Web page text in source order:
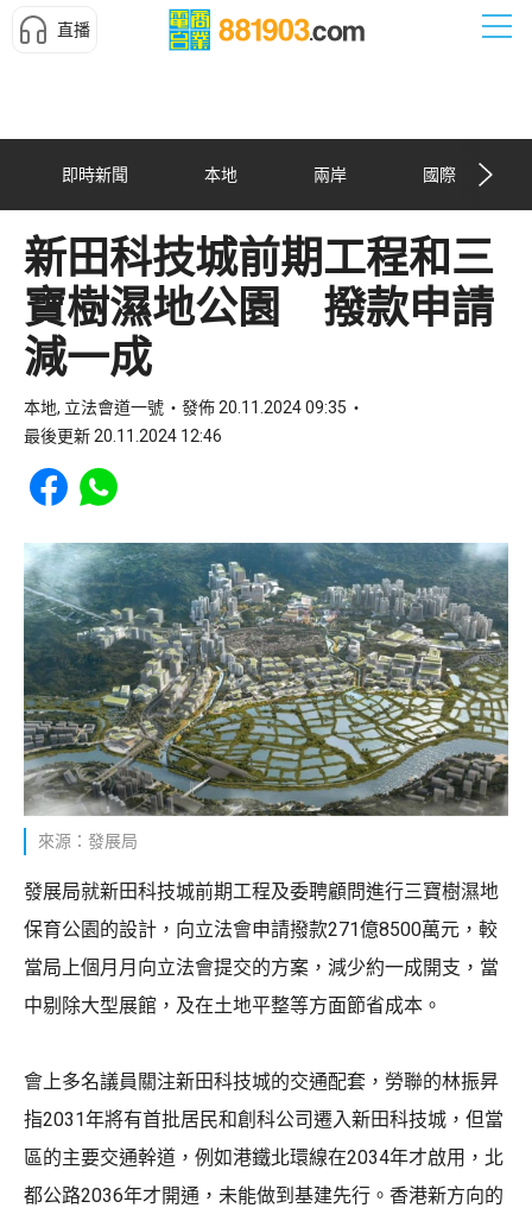
直播
即時新聞 本地 兩岸 國際
新田科技城前期工程和三
寶樹濕地公園 撥款申請
減一成
本地, 立法會道一號
發佈 20.11.2024 09:35
最後更新 20.11.2024 12:46
Share to Facebook
Share to WhatsApp
來源：發展局
發展局就新田科技城前期工程及委聘顧問進行三寶樹濕地
保育公園的設計，向立法會申請撥款271億8500萬元，較
當局上個月月向立法會提交的方案，減少約一成開支，當
中剔除大型展館，及在土地平整等方面節省成本。
會上多名議員關注新田科技城的交通配套，勞聯的林振昇
指2031年將有首批居民和創科公司遷入新田科技城，但當
區的主要交通幹道，例如港鐵北環線在2034年才啟用，北
都公路2036年才開通，未能做到基建先行。香港新方向的